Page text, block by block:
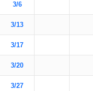
3/6
3/13
3/17
3/20
3/27